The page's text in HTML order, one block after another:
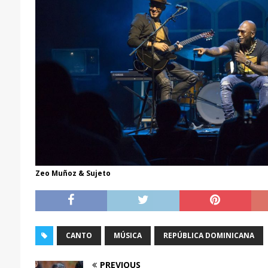
Zeo Muñoz & Sujeto
CANTO MÚSICA REPÚBLICA DOMINICANA
PREVIOUS